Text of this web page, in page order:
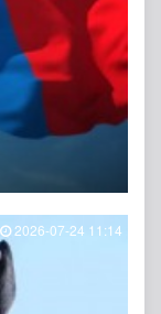
2026-07-24 11:14